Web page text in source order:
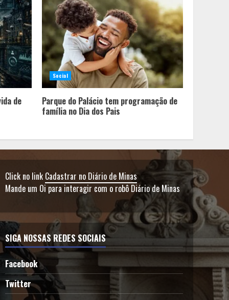
de
Social
Parque do Palácio tem programação de
família no Dia dos Pais
Click no link Cadastrar no Diário de Minas
Mande um Oi para interagir com o robô Diário de Minas
SIGA NOSSAS REDES SOCIAIS
Facebook
Twitter